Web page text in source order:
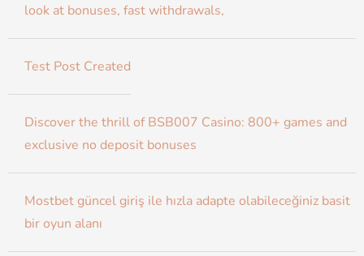
look at bonuses, fast withdrawals,
Test Post Created
Discover the thrill of BSB007 Casino: 800+ games and
exclusive no deposit bonuses
Mostbet güncel giriş ile hızla adapte olabileceğiniz basit
bir oyun alanı